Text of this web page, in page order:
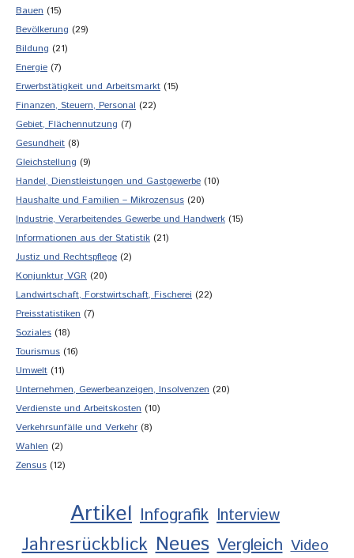
Bauen (15)
Bevölkerung (29)
Bildung (21)
Energie (7)
Erwerbstätigkeit und Arbeitsmarkt (15)
Finanzen, Steuern, Personal (22)
Gebiet, Flächennutzung (7)
Gesundheit (8)
Gleichstellung (9)
Handel, Dienstleistungen und Gastgewerbe (10)
Haushalte und Familien – Mikrozensus (20)
Industrie, Verarbeitendes Gewerbe und Handwerk (15)
Informationen aus der Statistik (21)
Justiz und Rechtspflege (2)
Konjunktur, VGR (20)
Landwirtschaft, Forstwirtschaft, Fischerei (22)
Preisstatistiken (7)
Soziales (18)
Tourismus (16)
Umwelt (11)
Unternehmen, Gewerbeanzeigen, Insolvenzen (20)
Verdienste und Arbeitskosten (10)
Verkehrsunfälle und Verkehr (8)
Wahlen (2)
Zensus (12)
Artikel Infografik Interview
Jahresrückblick Neues Vergleich Video